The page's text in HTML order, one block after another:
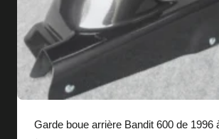
Garde boue arrière Bandit 600 de 1996